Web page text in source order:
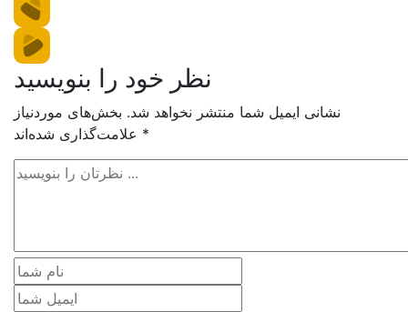
نظر خود را بنویسید
نشانی ایمیل شما منتشر نخواهد شد. بخش‌های موردنیاز
*